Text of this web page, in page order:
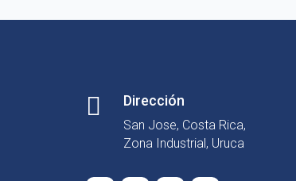
 Dirección
San Jose, Costa Rica,
Zona Industrial, Uruca